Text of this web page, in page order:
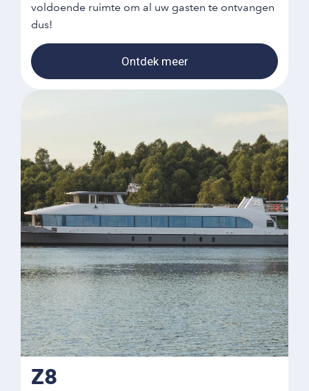
voldoende ruimte om al uw gasten te ontvangen
dus!
Ontdek meer
Z8